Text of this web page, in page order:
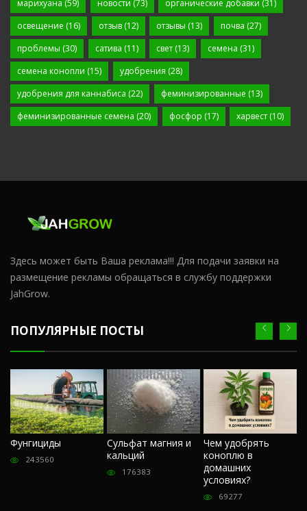
марихуана (59) новости (73) органические добавки (31)
освещение (16) отзыв(12) отзывы (13) почва (27)
проблемы (30) сатива (11) свет (13) семена (31)
семена конопли (15) удобрения (28)
удобрения для каннабиса (22) феминизированные (13)
феминизированные семена (20) фосфор (17) харвест (10)
Здесь может быть Ваша реклама!!! Для подачи заявки на
размещение рекламы обращаться в службу поддержки
JahGrow.
ПОПУЛЯРНЫЕ ПОСТЫ
Фунгициды
243560
Сульфат магния и
кальций
176383
Чем удобрять
коноплю в
домашних
условиях?
69277